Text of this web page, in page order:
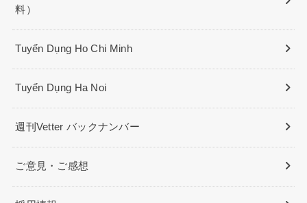
料）
Tuyển Dụng Ho Chi Minh
Tuyển Dụng Ha Noi
週刊Vetter バックナンバー
ご意見・ご感想